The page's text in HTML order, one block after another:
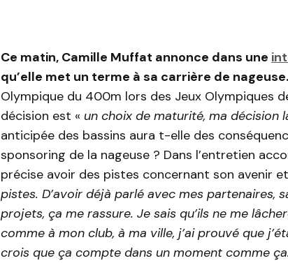
Ce matin, Camille Muffat annonce dans une
qu’elle met un terme à sa carrière de nageuse.
Olympique du 400m lors des Jeux Olympiques
décision est « un choix de maturité, ma décision
anticipée des bassins aura t-elle des
sponsoring de la nageuse ? Dans l’entretien
précise avoir des pistes concernant son avenir
pistes. D’avoir déjà parlé avec mes partenaires,
projets, ça me rassure. Je sais qu’ils ne me
comme à mon club, à ma ville, j’ai prouvé que
crois que ça compte dans un moment comme